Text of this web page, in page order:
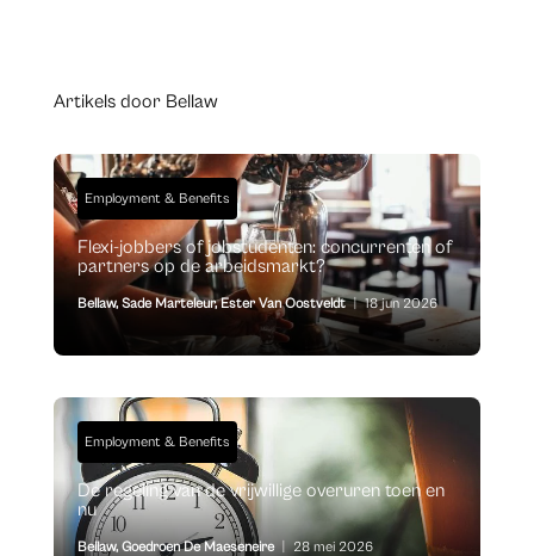
Artikels door Bellaw
Employment & Benefits
Flexi-jobbers of jobstudenten: concurrenten of
partners op de arbeidsmarkt?
Bellaw, Sade Marteleur,Ester Van Oostveldt | 18 jun 2026
Employment & Benefits
De regeling van de vrijwillige overuren toen en
nu
Bellaw, Goedroen De Maeseneire | 28 mei 2026